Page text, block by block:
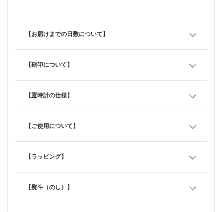
【お届けまでの日数について】
【刻印について】
【置時計の仕様】
【ご使用について】
【ラッピング】
【熨斗（のし）】